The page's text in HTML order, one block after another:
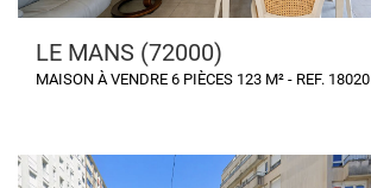
LE MANS (72000)
MAISON À VENDRE 6 PIÈCES 123 M² - REF. 18020